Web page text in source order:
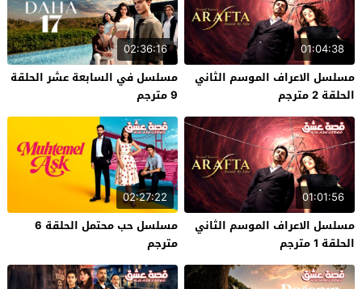
01:04:38
مسلسل الاعراف الموسم الثاني
الحلقة 2 مترجم
02:36:16
مسلسل في السابعة عشر الحلقة
9 مترجم
01:01:56
مسلسل الاعراف الموسم الثاني
الحلقة 1 مترجم
02:27:22
مسلسل حب محتمل الحلقة 6
مترجم